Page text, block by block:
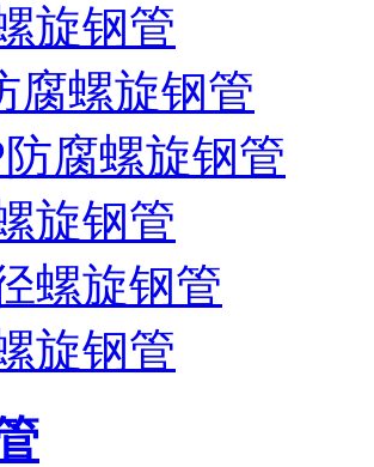
旋钢管
腐螺旋钢管
防腐螺旋钢管
旋钢管
螺旋钢管
旋钢管